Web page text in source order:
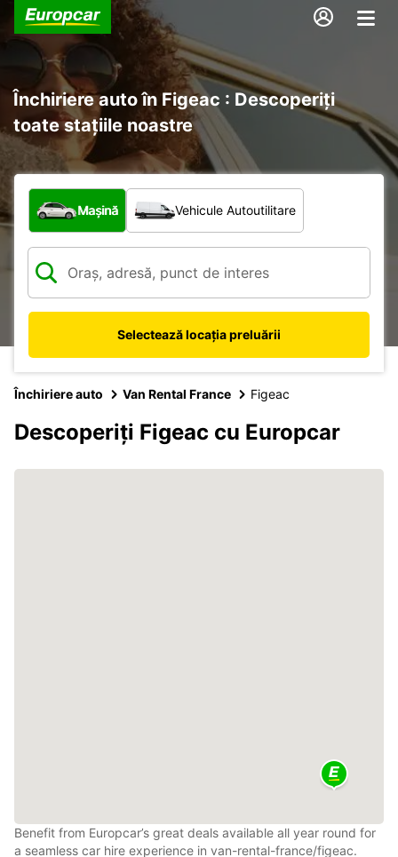
Închiriere auto în Figeac : Descoperiți
toate stațiile noastre
Ce tip de vehicul?
Mașină Vehicule Autoutilitare
Selectează locația preluării
Închiriere auto Van Rental France Figeac
Descoperiți Figeac cu Europcar
Benefit from Europcar’s great deals available all year round for
a seamless car hire experience in van-rental-france/figeac.